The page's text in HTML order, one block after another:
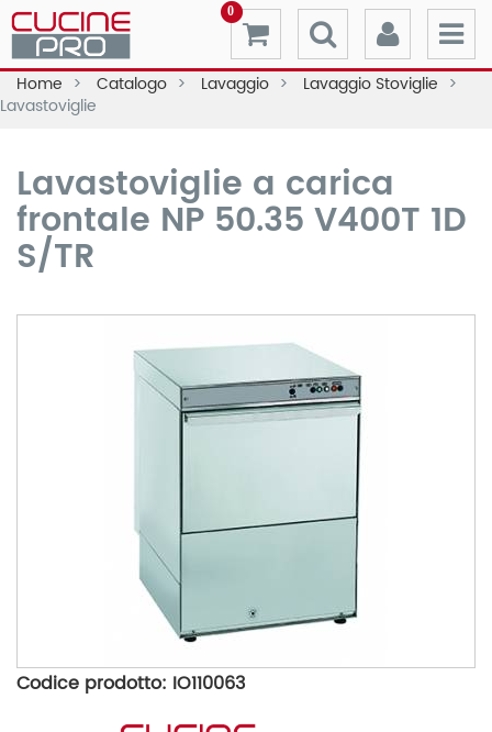
0
Home Catalogo Lavaggio
Lavaggio Stoviglie
Lavastoviglie
Lavastoviglie a carica
frontale NP 50.35 V400T 1D
S/TR
Codice prodotto: IO110063